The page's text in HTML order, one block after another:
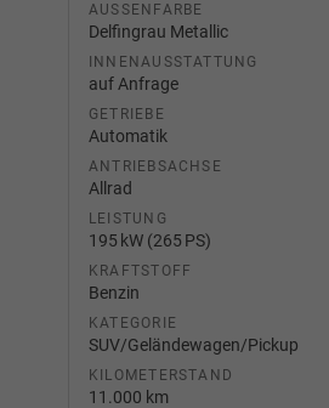
AUSSENFARBE
Delfingrau Metallic
INNENAUSSTATTUNG
auf Anfrage
GETRIEBE
Automatik
ANTRIEBSACHSE
Allrad
LEISTUNG
195 kW (265 PS)
KRAFTSTOFF
Benzin
KATEGORIE
SUV/Geländewagen/Pickup
KILOMETERSTAND
11.000 km